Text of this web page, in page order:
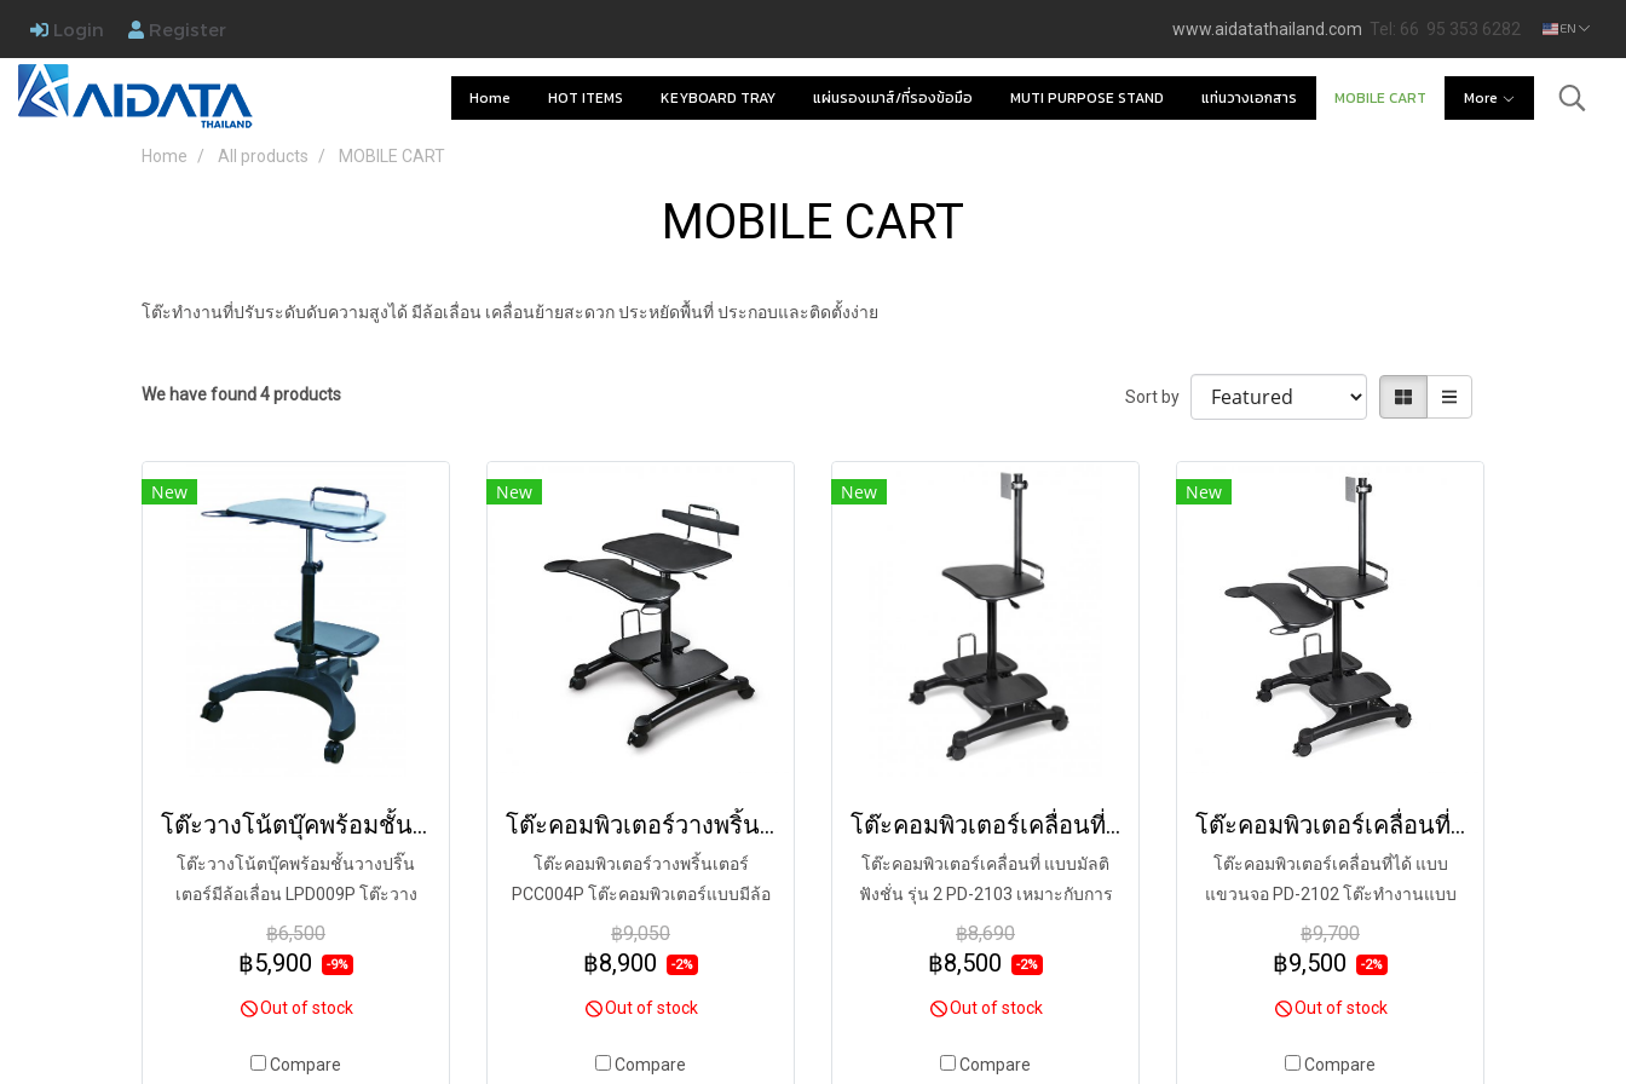
Login Register www.aidatathailand.com Tel: 66 95 353 6282 EN
Home HOT ITEMS KEYBOARD TRAY แผ่นรองเมาส์/ที่รองข้อมือ MUTI PURPOSE STAND แท่นวางเอกสาร MOBILE CART More
Home All products MOBILE CART
MOBILE CART
โต๊ะทำงานที่ปรับระดับดับความสูงได้ มีล้อเลื่อน เคลื่อนย้ายสะดวก ประหยัดพื้นที่ ประกอบและติดตั้งง่าย
We have found 4 products Sort by
New
โต๊ะวางโน้ตบุ๊คพร้อมชั้นวางปริ๊นเตอร์มีล้อเลื่อน LPD009P
โต๊ะวางโน้ตบุ๊คพร้อมชั้นวางปริ๊น
เตอร์มีล้อเลื่อน LPD009P โต๊ะวาง
โน้ตบุ๊คและปริ๊นเตอร์สามารถปรับ
ระดับความสูง-ต่ำของโต๊ะได้ตาม
Cylinder เพียงปรับคันโยกเพื่อเลื่อน
ทำงานได้อย่างเหมาะสม สามารถ
฿6,500
฿5,900 -9%
Out of stock
Compare
New
โต๊ะคอมพิวเตอร์วางพริ้นเตอร์ PCC004P
โต๊ะคอมพิวเตอร์วางพริ้นเตอร์
PCC004P โต๊ะคอมพิวเตอร์แบบมีล้อ
เลื่อน (PCC004P) ปรับระดับได้ทั้งยืน
หรือนั่ง เคลื่อนที่ง่าย พร้อมฟังก์ชั่น
นเตอร์และเคสคอมพิวเตอร์
฿9,050
฿8,900 -2%
Out of stock
Compare
New
โต๊ะคอมพิวเตอร์เคลื่อนที่ แบบมัลติฟังชั่น รุ่น 2 PD-2103
โต๊ะคอมพิวเตอร์เคลื่อนที่ แบบมัลติ
ฟังชั่น รุ่น 2 PD-2103 เหมาะกับการ
ทำงานในคลังสินค้าที่จะช่วยให้การ
เดินตรวจเช็คสินค้า พร้อมบันทึก
ระดับหน้าจอขึ้นลงได้และยังเลื่อนจอ
ถึงขนาด 27 นิ้ว รับน้ำหนักได้ไม่เกิน
฿8,690
฿8,500 -2%
Out of stock
Compare
New
โต๊ะคอมพิวเตอร์เคลื่อนที่ได้ แบบแขวนจอ PD-2102
โต๊ะคอมพิวเตอร์เคลื่อนที่ได้ แบบ
แขวนจอ PD-2102 โต๊ะทำงานแบบ
แขวนจอคอมและปริ๊นเตอร์พร้อมที่
วางคีย์บอร์ด สามารถปรับระดับความ
ใช้ได้ง่ายด้วยระบบ Gas Cylinder
เหมาะสำหรับนั่งและยืนทำงานได้
฿9,700
฿9,500 -2%
Out of stock
Compare